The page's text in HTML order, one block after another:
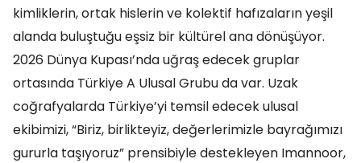
kimliklerin, ortak hislerin ve kolektif hafızaların yeşil
alanda buluştuğu eşsiz bir kültürel ana dönüşüyor.
2026 Dünya Kupası’nda uğraş edecek gruplar
ortasında Türkiye A Ulusal Grubu da var. Uzak
coğrafyalarda Türkiye’yi temsil edecek ulusal
ekibimizi, “Biriz, birlikteyiz, değerlerimizle bayrağımızı
gururla taşıyoruz” prensibiyle destekleyen Imannoor,